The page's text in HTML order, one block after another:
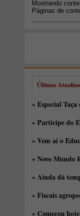
Mostrando
Páginas de
Últimas
» Especial
» Participe do
» Vem aí o
» Novo Mundo
» Ainda dá
» Fiscais
» Começou